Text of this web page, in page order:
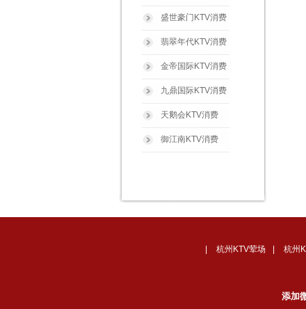
盛世豪门KTV消费
翡翠年代KTV消费
金帝国际KTV消费
九鼎国际KTV消费
天鹅会KTV消费
御江南KTV消费
杭州KTV荤场 杭州
添加